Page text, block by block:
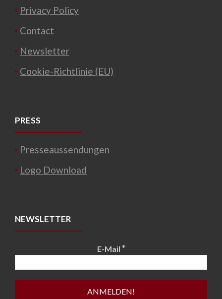
Privacy Policy
Contact
Newsletter
Cookie-Richtlinie (EU)
PRESS
Presseaussendungen
Logo Download
NEWSLETTER
E-Mail *